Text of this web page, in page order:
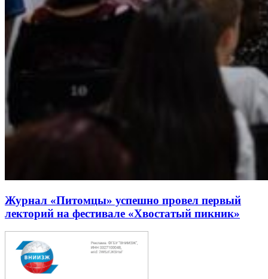
Журнал «Питомцы» успешно провел первый
лекторий на фестивале «Хвостатый пикник»